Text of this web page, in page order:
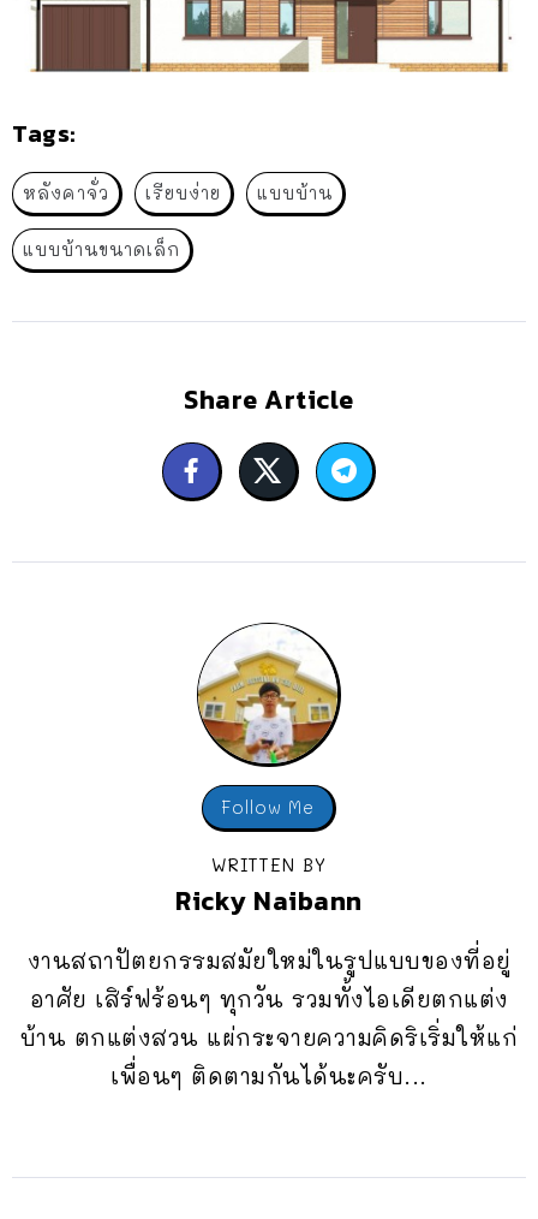
Tags:
หลังคาจั่ว เรียบง่าย แบบบ้าน
แบบบ้านขนาดเล็ก
Share Article
Follow Me
WRITTEN BY
Ricky Naibann
งานสถาปัตยกรรมสมัยใหม่ในรูปแบบของที่อยู่
อาศัย เสิร์ฟร้อนๆ ทุกวัน รวมทั้งไอเดียตกแต่ง
บ้าน ตกแต่งสวน แผ่กระจายความคิดริเริ่มให้แก่
เพื่อนๆ ติดตามกันได้นะครับ...